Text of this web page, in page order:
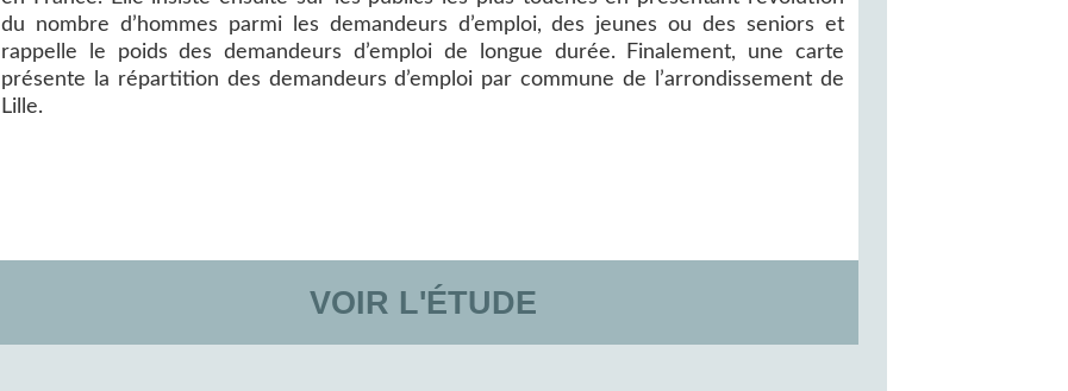
du nombre d’hommes parmi les demandeurs d’emploi, des jeunes ou des seniors et
rappelle le poids des demandeurs d’emploi de longue durée. Finalement, une carte
présente la répartition des demandeurs d’emploi par commune de l’arrondissement de
Lille.
VOIR L'ÉTUDE